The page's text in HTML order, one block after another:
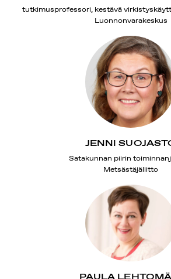
tutkimusprofessori, kestävä
Luonnonvarakeskus
JENNI
Satakunnan piirin
Metsästäjäliitto
PAULA